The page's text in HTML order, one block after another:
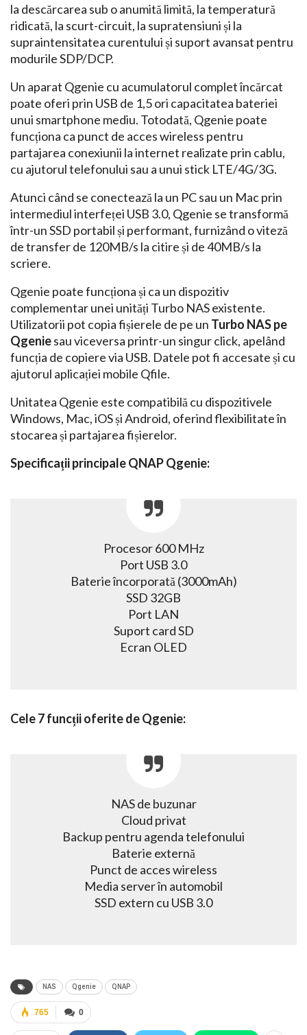
la descărcarea sub o anumită limită, la temperatură
ridicată, la scurt-circuit, la supratensiuni și la
supraintensitatea curentului și suport avansat pentru
modurile SDP/DCP.
Un aparat Qgenie cu acumulatorul complet încărcat
poate oferi prin USB de 1,5 ori capacitatea bateriei
unui smartphone mediu. Totodată, Qgenie poate
funcționa ca punct de acces wireless pentru
partajarea conexiunii la internet realizate prin cablu,
cu ajutorul telefonului sau a unui stick LTE/4G/3G.
Atunci când se conectează la un PC sau un Mac prin
intermediul interfeței USB 3.0, Qgenie se transformă
într-un SSD portabil și performant, furnizând o viteză
de transfer de 120MB/s la citire și de 40MB/s la
scriere.
Qgenie poate funcționa și ca un dispozitiv
complementar unei unități Turbo NAS existente.
Utilizatorii pot copia fișierele de pe un Turbo NAS pe
Qgeniesau viceversa printr-un singur click, apelând
funcția de copiere via USB. Datele pot fi accesate și cu
ajutorul aplicației mobile Qfile.
Unitatea Qgenie este compatibilă cu dispozitivele
Windows, Mac, iOS și Android, oferind flexibilitate în
stocarea și partajarea fișierelor.
Specificații principale QNAP Qgenie:
Procesor 600 MHz
Port USB 3.0
Baterie încorporată (3000mAh)
SSD 32GB
Port LAN
Suport card SD
Ecran OLED
Cele 7 funcții oferite de Qgenie:
NAS de buzunar
Cloud privat
Backup pentru agenda telefonului
Baterie externă
Punct de acces wireless
Media server în automobil
SSD extern cu USB 3.0
NAS Qgenie QNAP
0
765